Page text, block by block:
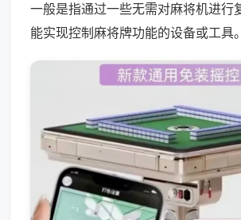
一般是指通过一些无需对麻将机进行
能实现控制麻将牌功能的设备或工具。